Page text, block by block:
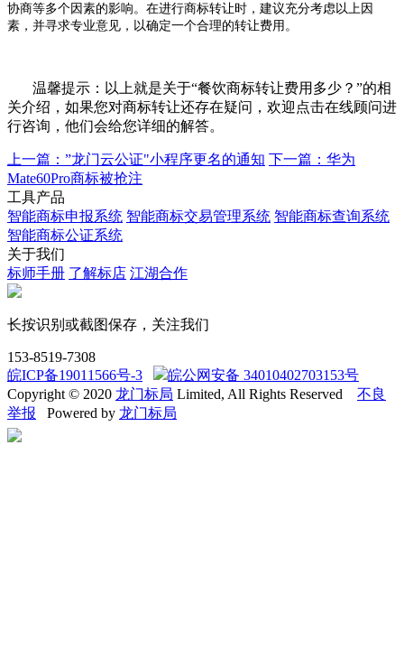
协商等多个因素的影响。在进行商标转让时，建议充分考虑以上因
素，并寻求专业意见，以确定一个合理的转让费用。
温馨提示：以上就是关于“餐饮商标转让费用多少？”的相
关介绍，如果您对商标转让还存在疑问，欢迎点击在线顾问进
行咨询，他们会给您详细的解答。
上一篇：”龙门云公证"小程序更名的通知 下一篇：华为
Mate60Pro商标被抢注
工具产品
智能商标申报系统 智能商标交易管理系统 智能商标查询系统
智能商标公证系统
关于我们
标师手册 了解标店 江湖合作
长按识别或截图保存，关注我们
153-8519-7308
皖ICP备19011566号-3
皖公网安备 34010402703153号
Copyright © 2020 龙门标局 Limited, All Rights Reserved 不良
举报 Powered by 龙门标局